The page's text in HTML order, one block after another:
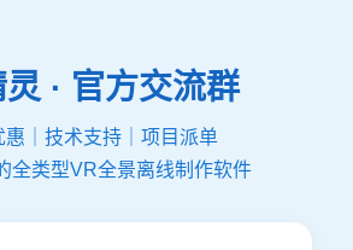
· 官方交流群
惠｜技术支持｜项目派单
全类型VR全景离线制作软件